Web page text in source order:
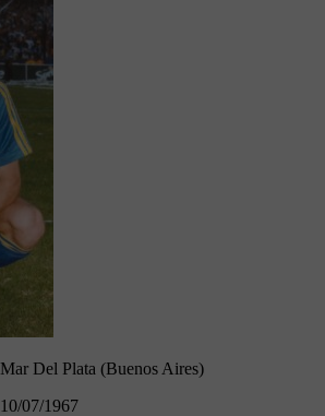
Mar Del Plata (Buenos Aires)
10/07/1967